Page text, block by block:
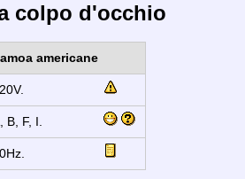
colpo d'occhio
americane
B, F, I.